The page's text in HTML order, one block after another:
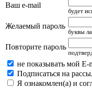
Ваш e-mail
будет
Желаемый пароль
буквы
Повторите пароль
не показывать мой E-
Подписаться на
Я ознакомлен(а) и